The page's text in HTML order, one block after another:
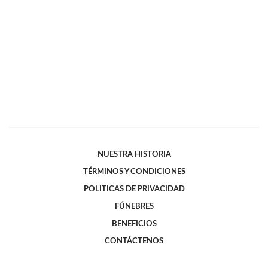
NUESTRA HISTORIA
TÉRMINOS Y CONDICIONES
POLITICAS DE PRIVACIDAD
FÚNEBRES
BENEFICIOS
CONTÁCTENOS